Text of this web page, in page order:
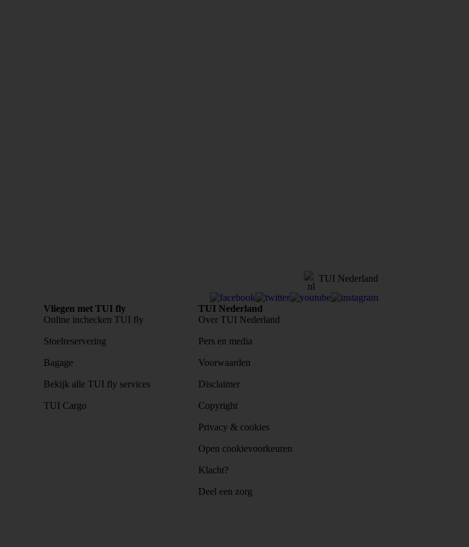
TUI Nederland
Vliegen met TUI fly
Online inchecken TUI fly
Stoelreservering
Bagage
Bekijk alle TUI fly services
TUI Cargo
TUI Nederland
Over TUI Nederland
Pers en media
Voorwaarden
Disclaimer
Copyright
Privacy & cookies
Open cookievoorkeuren
Klacht?
Deel een zorg